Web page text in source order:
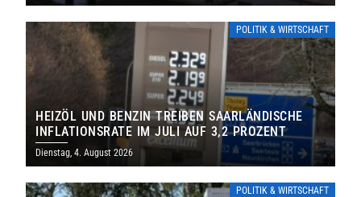
POLITIK & WIRTSCHAFT
HEIZÖL UND BENZIN TREIBEN SAARLÄNDISCHE
INFLATIONSRATE IM JULI AUF 3,2 PROZENT
Dienstag, 4. August 2026
POLITIK & WIRTSCHAFT